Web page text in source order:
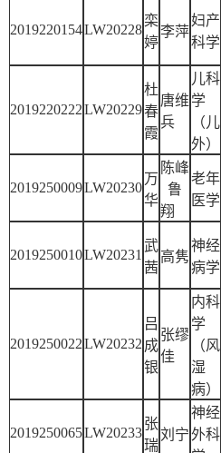
2019220154LW20228
栾
婷
李萍
妇产
科学
2019220222LW20229
杜
春
霞
唐维
兵
儿科
学
（儿
外）
2019250009LW20230
万
华
陈峰
鲁
翔
老年
医学
2019250010LW20231
武
茜
高隽
神经
病学
2019250022LW20232
吕
成
银
张缪
佳
内科
学
（风
湿
病）
2019250065LW20233
张
瑞
刘宁
神经
外科